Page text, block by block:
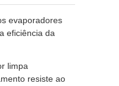
evaporadores
eficiência da
limpa
resiste ao